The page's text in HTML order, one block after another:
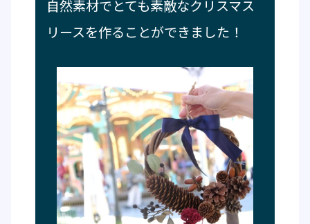
自然素材でとても素敵なクリスマス
リースを作ることができました！